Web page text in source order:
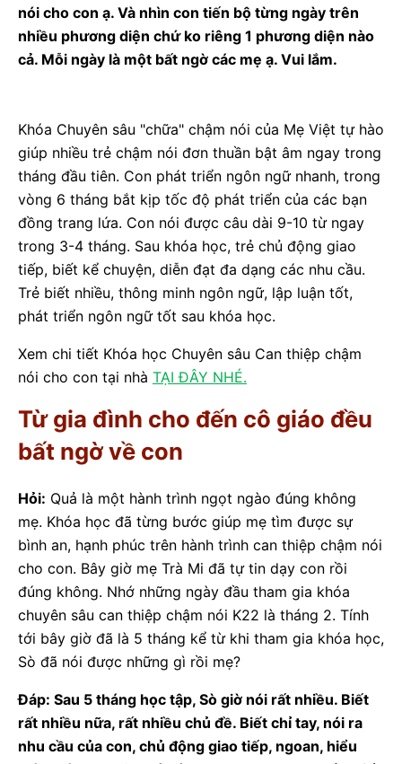
nói cho con ạ. Và nhìn con tiến bộ từng ngày trên
nhiều phương diện chứ ko riêng 1 phương diện nào
cả. Mỗi ngày là một bất ngờ các mẹ ạ. Vui lắm.
Khóa Chuyên sâu "chữa" chậm nói của Mẹ Việt tự hào
giúp nhiều trẻ chậm nói đơn thuần bật âm ngay trong
tháng đầu tiên. Con phát triển ngôn ngữ nhanh, trong
vòng 6 tháng bắt kịp tốc độ phát triển của các bạn
đồng trang lứa. Con nói được câu dài 9-10 từ ngay
trong 3-4 tháng. Sau khóa học, trẻ chủ động giao
tiếp, biết kể chuyện, diễn đạt đa dạng các nhu cầu.
Trẻ biết nhiều, thông minh ngôn ngữ, lập luận tốt,
phát triển ngôn ngữ tốt sau khóa học.
Xem chi tiết Khóa học Chuyên sâu Can thiệp chậm
nói cho con tại nhà TẠI ĐÂY NHÉ.
Từ gia đình cho đến cô giáo đều
bất ngờ về con
Hỏi: Quả là một hành trình ngọt ngào đúng không
mẹ. Khóa học đã từng bước giúp mẹ tìm được sự
bình an, hạnh phúc trên hành trình can thiệp chậm nói
cho con. Bây giờ mẹ Trà Mi đã tự tin dạy con rồi
đúng không. Nhớ những ngày đầu tham gia khóa
chuyên sâu can thiệp chậm nói K22 là tháng 2. Tính
tới bây giờ đã là 5 tháng kể từ khi tham gia khóa học,
Sò đã nói được những gì rồi mẹ?
Đáp: Sau 5 tháng học tập, Sò giờ nói rất nhiều. Biết
rất nhiều nữa, rất nhiều chủ đề. Biết chỉ tay, nói ra
nhu cầu của con, chủ động giao tiếp, ngoan, hiểu